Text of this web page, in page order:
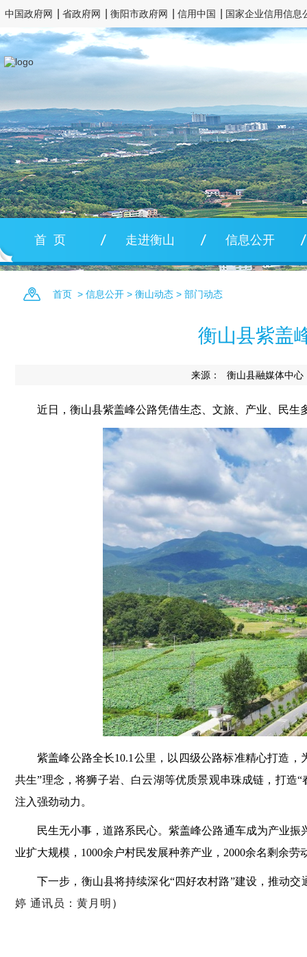
中国政府网 省政府网 衡阳市政府网 信用中国 国家企业信用信息
首 页 走进衡山 信息公开
首页 > 信息公开 > 衡山动态 > 部门动态
衡山县紫盖
来源： 衡山县融媒体中心
近日 ， 衡山县紫盖峰公路凭借生态、文旅、产业、民生
紫盖峰公路全长10.1公里 ， 以四级公路标准精心打造 ，
共生”理念 ，将狮子岩、白云湖等优质景观串珠成链 ， 打造“
注入强劲动力 。
民生无小事 ，道路系民心。紫盖峰公路通车成为产业振
业扩大规模 ， 1000余户村民发展种养产业 ， 2000余名剩余劳
下一步 ， 衡山县将持续深化“四好农村路”建设，推动交
婷 通讯员：黄月明 ）